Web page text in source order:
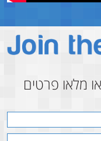
או מלאו פרטים